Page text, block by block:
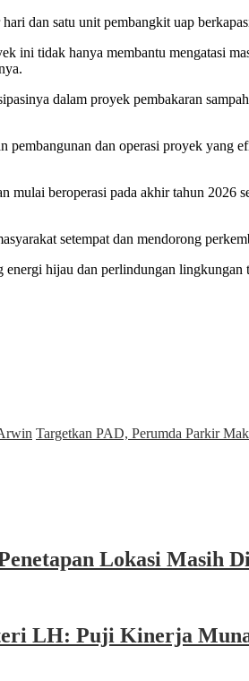
dan satu unit pembangkit uap
ini tidak hanya membantu mengatasi
dalam proyek pembakaran
dan operasi proyek yang
beroperasi pada akhir tahun 2026
setempat dan mendorong
hijau dan perlindungan
Targetkan PAD, Perumda Parkir
Lokasi Masih
LH: Puji Kinerja